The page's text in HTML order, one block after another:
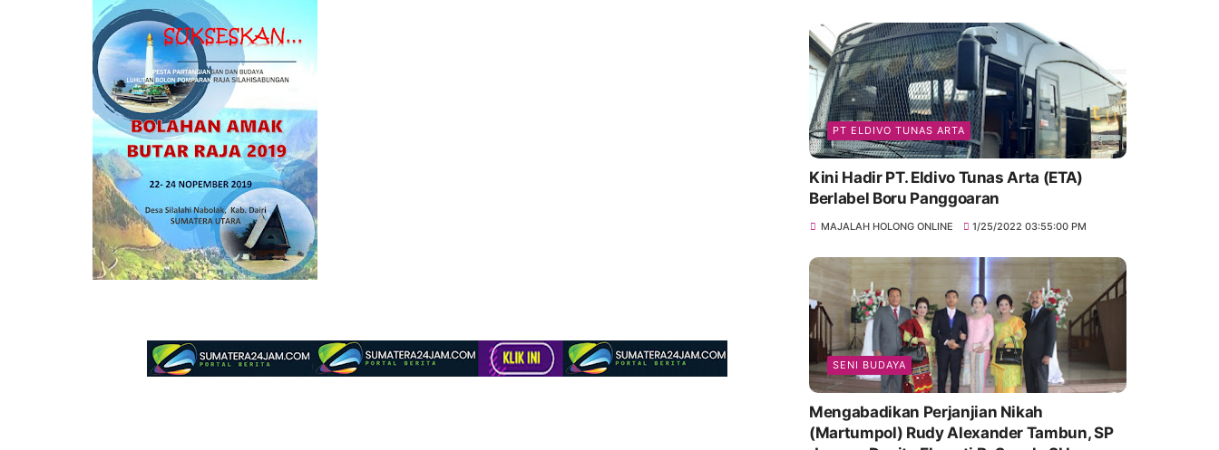
PT ELDIVO TUNAS ARTA
Kini Hadir PT. Eldivo Tunas Arta (ETA)
Berlabel Boru Panggoaran
MAJALAH HOLONG ONLINE 1/25/2022 03:55:00 PM
SENI BUDAYA
Mengabadikan Perjanjian Nikah
(Martumpol) Rudy Alexander Tambun, SP